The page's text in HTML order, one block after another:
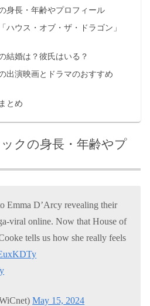
身長・年齢やプロフィール
ハウス・オブ・ザ・ドラゴン」
結婚は？彼氏はいる？
出演映画とドラマのおすすめ
とめ
クの身長・年齢やプ
Emma D’Arcy revealing their
viral online. Now that House of
tells us how she really feels
May 15, 2024